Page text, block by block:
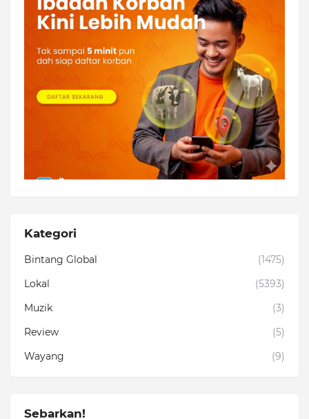
Kategori
Bintang Global
(1475)
Lokal
(5393)
Muzik
(3)
Review
(5)
Wayang
(9)
Sebarkan!